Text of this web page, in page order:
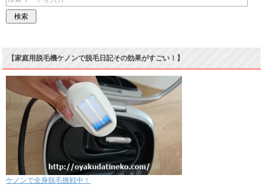
【家庭用脱毛機ケノンで脱毛日記その効果がすごい！】
ケノンで全身脱毛挑戦中！